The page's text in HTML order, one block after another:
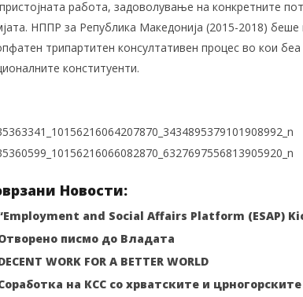
работа, задоволување на конкретните
НППР за Република Македонија (2015-2018)
трипартитен консултативен процес во кои
конституенти.
Новости:
and Social Affairs Platform (ESAP)
писмо до Владата
WORK FOR A BETTER WORLD
на КСС со хрватските и